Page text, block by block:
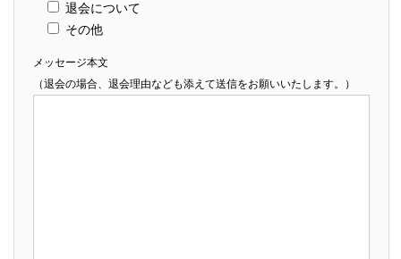
退会について
その他
メッセージ本文
（退会の場合、退会理由なども添えて送信をお願いいたします。）
利用規約